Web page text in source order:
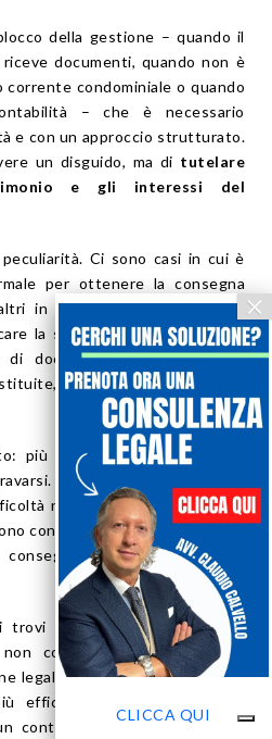
della gestione – quando il
documenti, quando non è
condominiale o quando
– che è necessario
e con un approccio strutturato.
un disguido, ma di tutelare
e gli interessi del
Ci sono casi in cui è
per ottenere la consegna
in cui è necessario avviare
la situazione. In presenza di
di documenti trattenuti o di
l’intervento deve essere
più si interviene tardi, più il
Ritardi nei pagamenti,
nella gestione delle spese
conseguenze molto frequenti
non viene gestito
trovi in una situazione in cui
collabora, è fondamentale
legale tempestiva consente di
efficace e di evitare che il
contenzioso più complesso e
CLICCA QUI